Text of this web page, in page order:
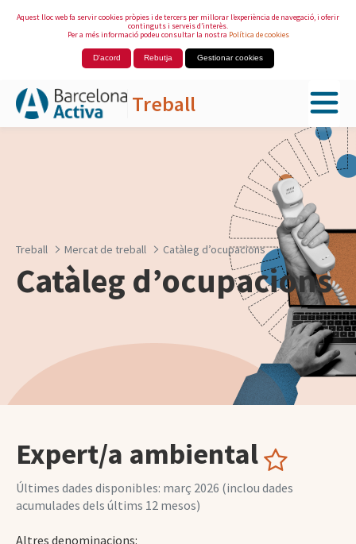
Aquest lloc web fa servir cookies pròpies i de tercers per millorar l’experiència de navegació, i oferir
continguts i serveis d’interès.
Per a més informació podeu consultar la nostra Política de cookies
D'acord Rebutja Gestionar cookies
Treball
Treball Mercat de treball Catàleg d’ocupacions
Catàleg d’ocupacions
Expert/a ambiental
Últimes dades disponibles: març 2026 (inclou dades
acumulades dels últims 12 mesos)
Altres denominacions: